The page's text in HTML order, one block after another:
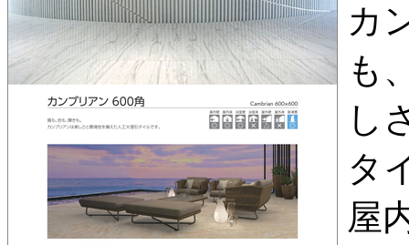
カ
も
し
タ
屋